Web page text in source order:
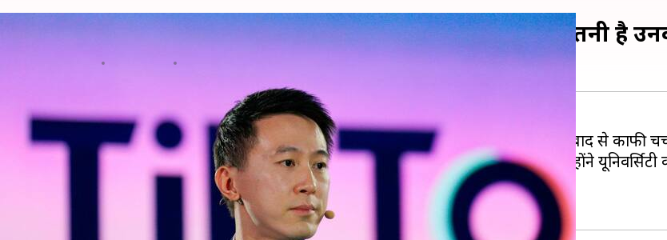
टिक-टॉक CEO शो जी च्यू ने फेसबुक में की थी इंटर्नशिप, आज इतनी है
क्या है खबर?
टिक-टॉक के मुख्य कार्यकारी अधिकारी (CEO) शो जी च्यू अमेरिकी कांग्रेस के सामने जवाब देने के बाद से काफी
शो जी का जन्म 1 जनवरी, 1983 कोसिंगापुरमें हुआ था। अपनी स्कूली शिक्षा पूरी करने के बाद उन्होंने
बिजनेस स्कूल से हासिल की।